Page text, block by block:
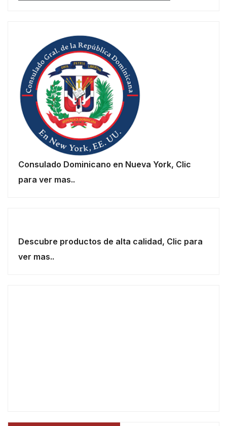
Consulado Dominicano en Nueva York, Clic
para ver mas..
Descubre productos de alta calidad, Clic para
ver mas..